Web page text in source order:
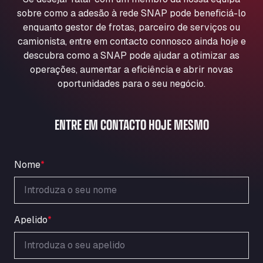
Aqua Ariva GmbH
Marie-Curie-Straße 24, 68219
Aral Autohof Bockel
An der Autobahn 1, 27404
ARAL Autohof Bockenem
Oppelner Str. 1, 31167
Nellinger Str. 24, 89188
ARAL Autohof Preis
ARAL Tankstelle - XXL Truckwash.de
GmbH
Obernburger Str. 127, 63811
Ardleigh South Services
a120 westbound, CO77SL
Area 47 Hermanos Rico
Autovia A4 km 47, 28300
sobre como a adesão à rede SNAP pode beneficiá-lo
enquanto gestor de frotas, parceiro de serviços ou
camionista, entre em contacto connosco ainda hoje e
descubra como a SNAP pode ajudar a otimizar as
operações, aumentar a eficiência e abrir novas
oportunidades para o seu negócio.
ENTRE EM CONTACTO HOJE MESMO
Nome*
Apelido*